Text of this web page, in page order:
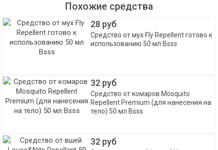
Похожие средства
28 руб
Средство от мух Fly Repellent готово к
использованию 50 мл Bsss
32 руб
Средство от комаров Mosquito
Repellent Premium (для нанесения на
тело) 50 мл Bsss
32 руб